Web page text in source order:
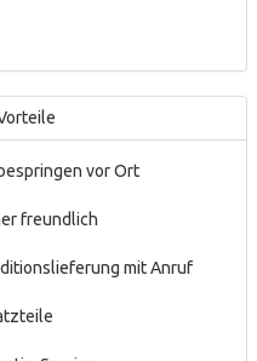
vor Ort
freundlich
mit Anruf